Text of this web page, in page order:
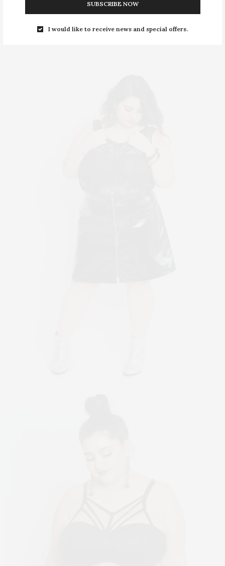
SUBSCRIBE NOW
I would like to receive news and special offers.